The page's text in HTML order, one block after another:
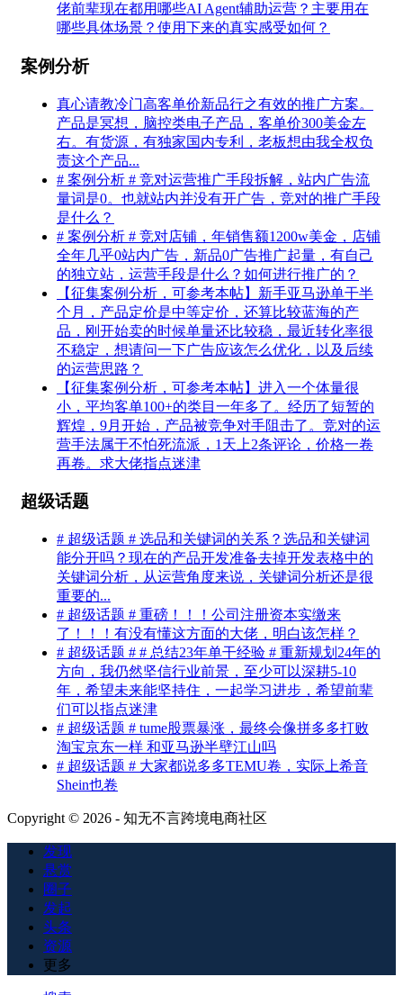
佬前辈现在都用哪些AI Agent辅助运营？主要用在
哪些具体场景？使用下来的真实感受如何？
案例分析
真心请教冷门高客单价新品行之有效的推广方案。
产品是冥想，脑控类电子产品，客单价300美金左
右。有货源，有独家国内专利，老板想由我全权负
责这个产品...
# 案例分析 # 竞对运营推广手段拆解，站内广告流
量词是0。也就站内并没有开广告，竞对的推广手段
是什么？
# 案例分析 # 竞对店铺，年销售额1200w美金，店铺
全年几乎0站内广告，新品0广告推广起量，有自己
的独立站，运营手段是什么？如何进行推广的？
【征集案例分析，可参考本帖】新手亚马逊单干半
个月，产品定价是中等定价，还算比较蓝海的产
品，刚开始卖的时候单量还比较稳，最近转化率很
不稳定，想请问一下广告应该怎么优化，以及后续
的运营思路？
【征集案例分析，可参考本帖】进入一个体量很
小，平均客单100+的类目一年多了。经历了短暂的
辉煌，9月开始，产品被竞争对手阻击了。竞对的运
营手法属于不怕死流派，1天上2条评论，价格一卷
再卷。求大佬指点迷津
超级话题
# 超级话题 # 选品和关键词的关系？选品和关键词
能分开吗？现在的产品开发准备去掉开发表格中的
关键词分析，从运营角度来说，关键词分析还是很
重要的...
# 超级话题 # 重磅！！！公司注册资本实缴来
了！！！有没有懂这方面的大佬，明白该怎样？
# 超级话题 # # 总结23年单干经验 # 重新规划24年的
方向，我仍然坚信行业前景，至少可以深耕5-10
年，希望未来能坚持住，一起学习进步，希望前辈
们可以指点迷津
# 超级话题 # tume股票暴涨，最终会像拼多多打败
淘宝京东一样 和亚马逊半壁江山吗
# 超级话题 # 大家都说多多TEMU卷，实际上希音
Shein也卷
Copyright © 2026 - 知无不言跨境电商社区
发现
悬赏
圈子
发起
头条
资源
更多